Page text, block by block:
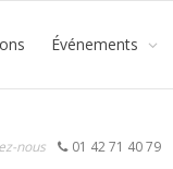
Événements
nous 01 42 71 40 79